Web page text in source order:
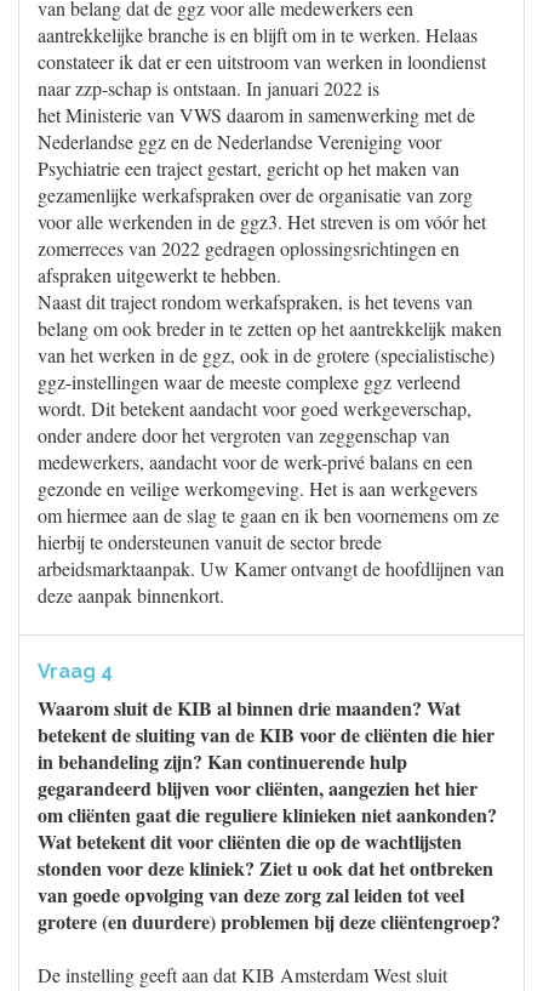
van belang dat de ggz voor alle medewerkers een
aantrekkelijke branche is en blijft om in te werken. Helaas
constateer ik dat er een uitstroom van werken in loondienst
naar zzp-schap is ontstaan. In januari 2022 is
het Ministerie van VWS daarom in samenwerking met de
Nederlandse ggz en de Nederlandse Vereniging voor
Psychiatrie een traject gestart, gericht op het maken van
gezamenlijke werkafspraken over de organisatie van zorg
voor alle werkenden in de ggz3. Het streven is om vóór het
zomerreces van 2022 gedragen oplossingsrichtingen en
afspraken uitgewerkt te hebben.
Naast dit traject rondom werkafspraken, is het tevens van
belang om ook breder in te zetten op het aantrekkelijk maken
van het werken in de ggz, ook in de grotere (specialistische)
ggz-instellingen waar de meeste complexe ggz verleend
wordt. Dit betekent aandacht voor goed werkgeverschap,
onder andere door het vergroten van zeggenschap van
medewerkers, aandacht voor de werk-privé balans en een
gezonde en veilige werkomgeving. Het is aan werkgevers
om hiermee aan de slag te gaan en ik ben voornemens om ze
hierbij te ondersteunen vanuit de sector brede
arbeidsmarktaanpak. Uw Kamer ontvangt de hoofdlijnen van
deze aanpak binnenkort.
Vraag 4
Waarom sluit de KIB al binnen drie maanden? Wat
betekent de sluiting van de KIB voor de cliënten die hier
in behandeling zijn? Kan continuerende hulp
gegarandeerd blijven voor cliënten, aangezien het hier
om cliënten gaat die reguliere klinieken niet aankonden?
Wat betekent dit voor cliënten die op de wachtlijsten
stonden voor deze kliniek? Ziet u ook dat het ontbreken
van goede opvolging van deze zorg zal leiden tot veel
grotere (en duurdere) problemen bij deze cliëntengroep?
De instelling geeft aan dat KIB Amsterdam West sluit